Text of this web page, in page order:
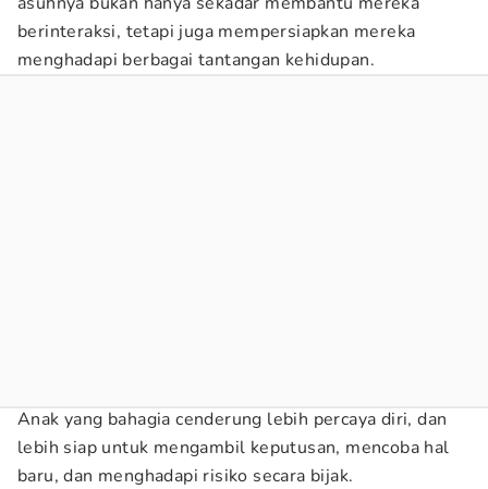
berinteraksi, tetapi juga mempersiapkan mereka
menghadapi berbagai tantangan kehidupan.
Anak yang bahagia cenderung lebih percaya diri, dan
lebih siap untuk mengambil keputusan, mencoba hal
baru, dan menghadapi risiko secara bijak.